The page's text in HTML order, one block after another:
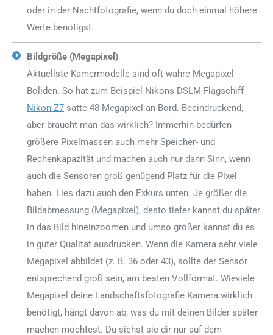
oder in der Nachtfotografie, wenn du doch einmal höhere
Werte benötigst.
Bildgröße (Megapixel)
Aktuellste Kamermodelle sind oft wahre Megapixel-
Boliden. So hat zum Beispiel Nikons DSLM-Flagschiff
Nikon Z7 satte 48 Megapixel an Bord. Beeindruckend,
aber braucht man das wirklich? Immerhin bedürfen
größere Pixelmassen auch mehr Speicher- und
Rechenkapazität und machen auch nur dann Sinn, wenn
auch die Sensoren groß genügend Platz für die Pixel
haben. Lies dazu auch den Exkurs unten. Je größer die
Bildabmessung (Megapixel), desto tiefer kannst du später
in das Bild hineinzoomen und umso größer kannst du es
in guter Qualität ausdrucken. Wenn die Kamera sehr viele
Megapixel abbildet (z. B. 36 oder 43), sollte der Sensor
entsprechend groß sein, am besten Vollformat. Wieviele
Megapixel deine Landschaftsfotografie Kamera wirklich
benötigt, hängt davon ab, was du mit deinen Bilder später
machen möchtest. Du siehst sie dir nur auf dem